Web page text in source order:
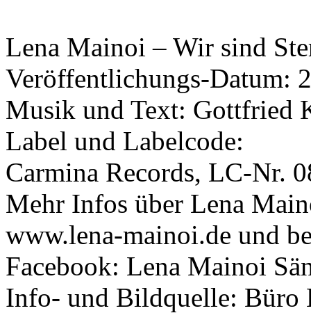
Lena Mainoi – Wir sind
Veröffentlichungs-Datum:
Musik und Text: Gottfried
Label und Labelcode:
Carmina Records, LC-Nr.
Mehr Infos über Lena
www.lena-mainoi.de und
Facebook: Lena Mainoi
Info- und Bildquelle: Büro